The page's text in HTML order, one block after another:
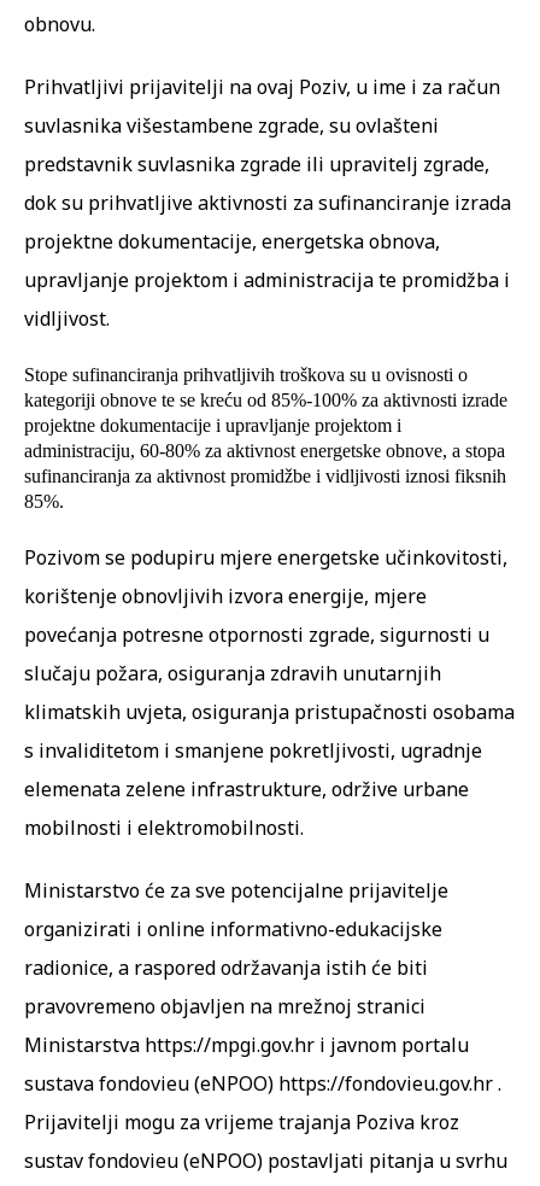
obnovu.
Prihvatljivi prijavitelji na ovaj Poziv, u ime i za račun
suvlasnika višestambene zgrade, su ovlašteni
predstavnik suvlasnika zgrade ili upravitelj zgrade,
dok su prihvatljive aktivnosti za sufinanciranje izrada
projektne dokumentacije, energetska obnova,
upravljanje projektom i administracija te promidžba i
vidljivost.
Stope sufinanciranja prihvatljivih troškova su u ovisnosti o
kategoriji obnove te se kreću od 85%-100% za aktivnosti izrade
projektne dokumentacije i upravljanje projektom i
administraciju, 60-80% za aktivnost energetske obnove, a stopa
sufinanciranja za aktivnost promidžbe i vidljivosti iznosi fiksnih
85%.
Pozivom se podupiru mjere energetske učinkovitosti,
korištenje obnovljivih izvora energije, mjere
povećanja potresne otpornosti zgrade, sigurnosti u
slučaju požara, osiguranja zdravih unutarnjih
klimatskih uvjeta, osiguranja pristupačnosti osobama
s invaliditetom i smanjene pokretljivosti, ugradnje
elemenata zelene infrastrukture, održive urbane
mobilnosti i elektromobilnosti.
Ministarstvo će za sve potencijalne prijavitelje
organizirati i online informativno-edukacijske
radionice, a raspored održavanja istih će biti
pravovremeno objavljen na mrežnoj stranici
Ministarstva https://mpgi.gov.hr i javnom portalu
sustava fondovieu (eNPOO) https://fondovieu.gov.hr.
Prijavitelji mogu za vrijeme trajanja Poziva kroz
sustav fondovieu (eNPOO) postavljati pitanja u svrhu